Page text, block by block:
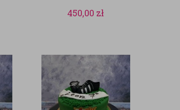
450,00 zł